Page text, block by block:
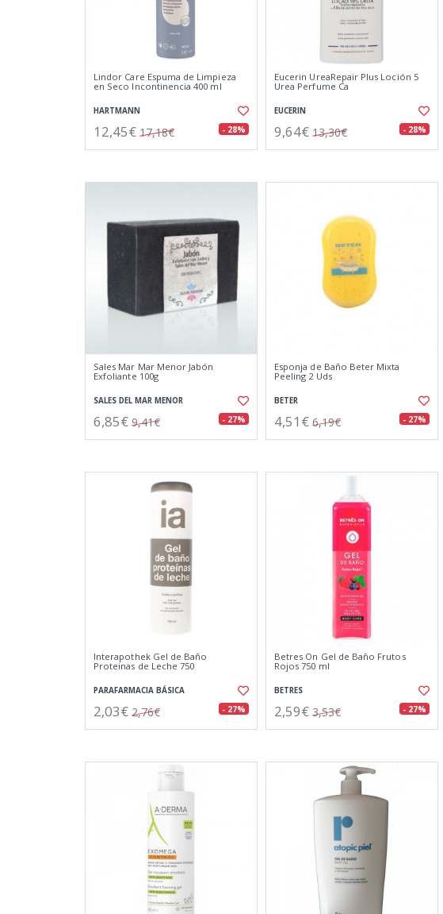
Lindor Care Espuma de Limpieza
en Seco Incontinencia 400 ml
HARTMANN
12,45€ 17,18€ - 28%
Eucerin UreaRepair Plus Loción 5
Urea Perfume Ca
EUCERIN
9,64€ 13,30€ - 28%
Sales Mar Mar Menor Jabón
Exfoliante 100g
SALES DEL MAR MENOR
6,85€ 9,41€ - 27%
Esponja de Baño Beter Mixta
Peeling 2 Uds
BETER
4,51€ 6,19€ - 27%
Interapothek Gel de Baño
Proteinas de Leche 750
PARAFARMACIA BÁSICA
2,03€ 2,76€ - 27%
Betres On Gel de Baño Frutos
Rojos 750 ml
BETRES
2,59€ 3,53€ - 27%